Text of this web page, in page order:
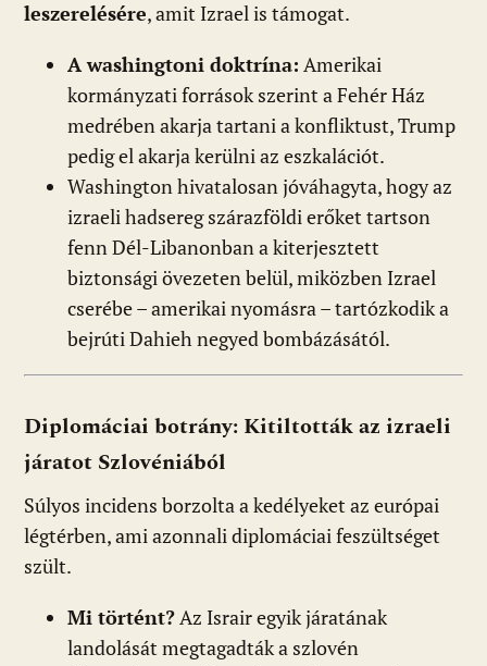
leszerelésére, amit Izrael is támogat.
A washingtoni doktrína: Amerikai
kormányzati források szerint a Fehér Ház
medrében akarja tartani a konfliktust, Trump
pedig el akarja kerülni az eszkalációt.
Washington hivatalosan jóváhagyta, hogy az
izraeli hadsereg szárazföldi erőket tartson
fenn Dél-Libanonban a kiterjesztett
biztonsági övezeten belül, miközben Izrael
cserébe – amerikai nyomásra – tartózkodik a
bejrúti Dahieh negyed bombázásától.
Diplomáciai botrány: Kitiltották az izraeli
járatot Szlovéniából
Súlyos incidens borzolta a kedélyeket az európai
légtérben, ami azonnali diplomáciai feszültséget
szült.
Mi történt?Az Israir egyik járatának
landolását megtagadták a szlovén